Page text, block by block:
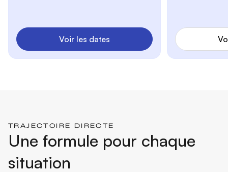
Voir les dates
TRAJECTOIRE DIRECTE
Une formule pour chaque
situation